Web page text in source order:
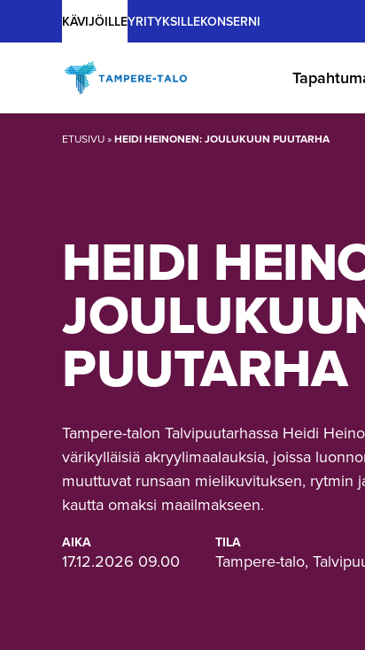
Main
KÄVIJÖILLEYRITYKSILLEKONSERNI
ETUSIVU»HEIDI HEINONEN: JOULUKUUN PUUTARHA
HEIDI
PUUTARHA
Tampere-talon Talvipuutarhassa Heidi
värikylläisiä akryylimaalauksia, joissa
muuttuvat runsaan mielikuvituksen, rytmin
kautta omaksi maailmakseen.
AIKA
17.12.2026 09.00
TILA
Tampere-talo,